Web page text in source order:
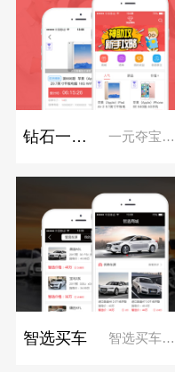
钻石一元购 一元夺宝、一元云购
智选买车 智选买车，智慧之选